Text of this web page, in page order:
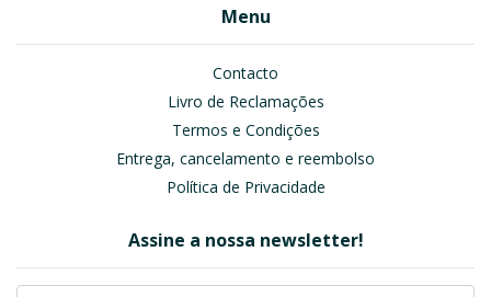
Menu
Contacto
Livro de Reclamações
Termos e Condições
Entrega, cancelamento e reembolso
Política de Privacidade
Assine a nossa newsletter!